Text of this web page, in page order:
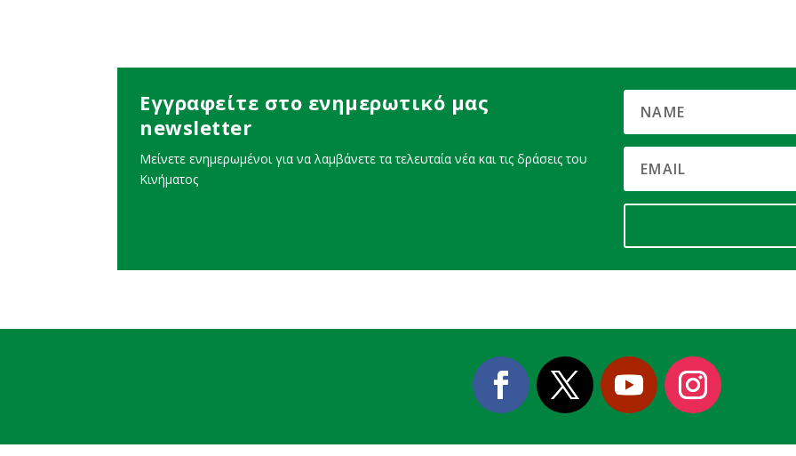
Εγγραφείτε στο ενημερωτικό μας
newsletter
Μείνετε ενημερωμένοι για να λαμβάνετε τα τελευταία νέα και τις δράσεις του
Κινήματος